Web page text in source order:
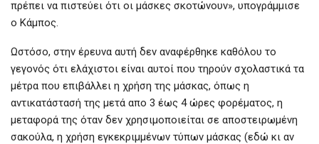
πρέπει να πιστεύει ότι οι μάσκες σκοτώνουν», υπογράμμισε
ο Κάμπος.
Ωστόσο, στην έρευνα αυτή δεν αναφέρθηκε καθόλου το
γεγονός ότι ελάχιστοι είναι αυτοί που τηρούν σχολαστικά τα
μέτρα που επιβάλλει η χρήση της μάσκας, όπως η
αντικατάστασή της μετά απο 3 έως 4 ώρες φορέματος, η
μεταφορά της όταν δεν χρησιμοποιείται σε αποστειρωμένη
σακούλα, η χρήση εγκεκριμμένων τύπων μάσκας (εδώ κι αν